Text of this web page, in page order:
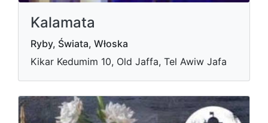
Kalamata
Ryby, Świata, Włoska
Kikar Kedumim 10, Old Jaffa, Tel Awiw Jafa